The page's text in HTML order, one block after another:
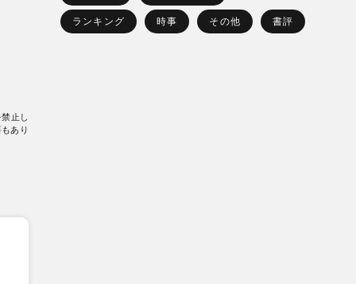
止し
あり
ランキング 時事 その他 書評